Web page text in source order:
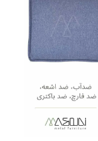
صندلی بار فضای
صندلی کودک
مبل فضای باز